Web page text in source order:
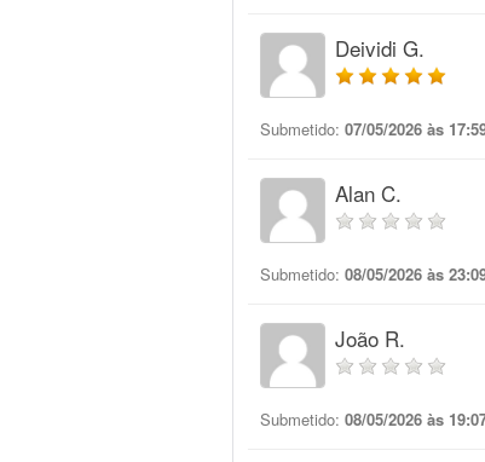
Deividi G.
Submetido: 07/05/2026 às
Alan C.
Submetido: 08/05/2026 às
João R.
Submetido: 08/05/2026 às